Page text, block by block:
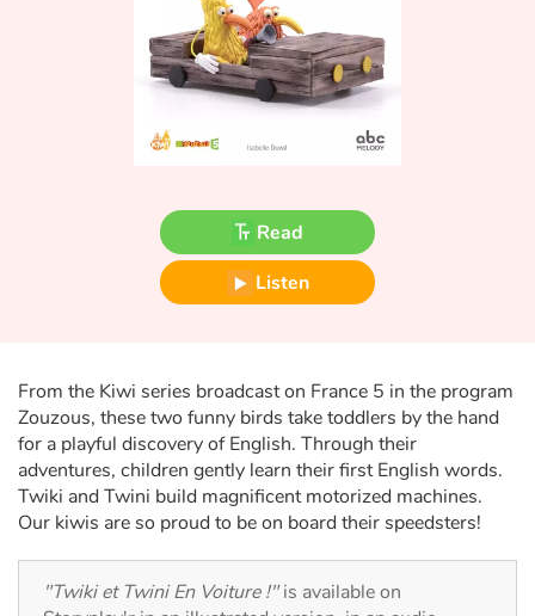
Tales and classics in french
Fable, myth, literature and poetry
Princesses and princes, kings, queens and dragons
Ogres, monsters and witches
Heroines and Heroes
The animals
Travel, epic, investigation, adventure
Around the world
Learning
Read
Listen
From the Kiwi series broadcast on France 5 in the program
Zouzous, these two funny birds take toddlers by the hand
for a playful discovery of English. Through their
adventures, children gently learn their first English words.
Twiki and Twini build magnificent motorized machines.
Our kiwis are so proud to be on board their speedsters!
"Twiki et Twini En Voiture !"is available on